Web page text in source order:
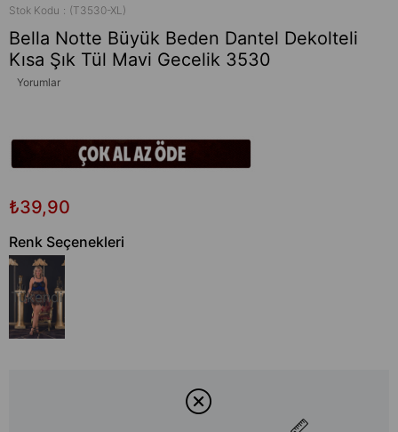
Stok Kodu (T3530-XL)
Bella Notte Büyük Beden Dantel Dekolteli
Kısa Şık Tül Mavi Gecelik 3530
Yorumlar
₺39,90
Renk Seçenekleri
Tükendi